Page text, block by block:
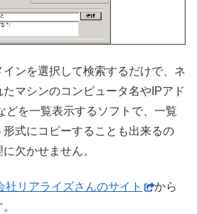
ンを選択して検索するだけで、ネ
マシンのコンピュータ名やIPアド
どを一覧表示するソフトで、一覧
式にコピーすることも出来るの
欠かせません。
社リアライズさんのサイト
から